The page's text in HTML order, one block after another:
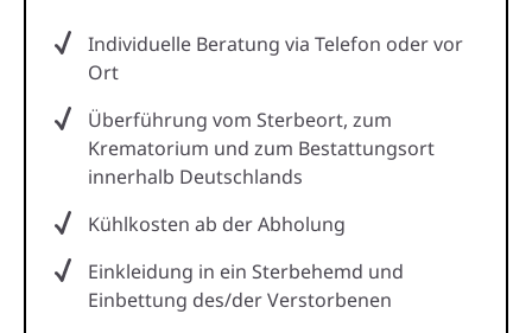
Individuelle Beratung via Telefon oder vor
Ort
Überführung vom Sterbeort, zum
Krematorium und zum Bestattungsort
innerhalb Deutschlands
Kühlkosten ab der Abholung
Einkleidung in ein Sterbehemd und
Einbettung des/der Verstorbenen